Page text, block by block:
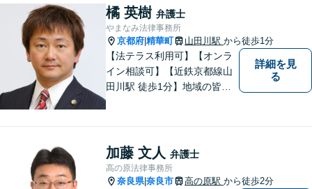
に辛い」等疑問を感じたらご
相談を【近鉄奈良駅５分】
橘 英樹 弁護士
やまなみ法律事務所
京都府 精華町 山田川駅 から徒歩1分
【法テラス利用可】【オンラ
イン相談可】【近鉄京都線山
田川駅 徒歩1分】地域の皆様
詳細を見
る
加藤 文人 弁護士
高の原法律事務所
奈良県|奈良市 高の原駅 から徒歩2分